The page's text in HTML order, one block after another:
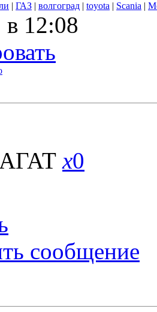
| ГАЗ | волгоград | toyota | Scania |
12:08
АГАТx0
сообщение